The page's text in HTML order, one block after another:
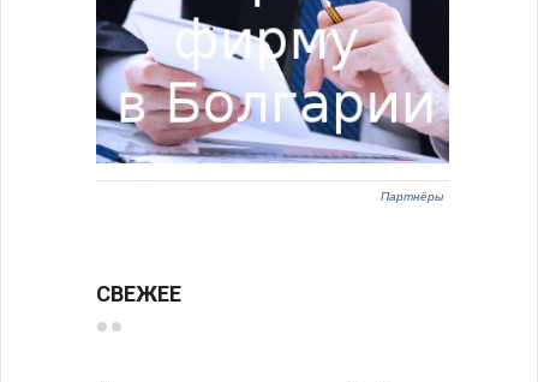
Партнёры
СВЕЖЕЕ